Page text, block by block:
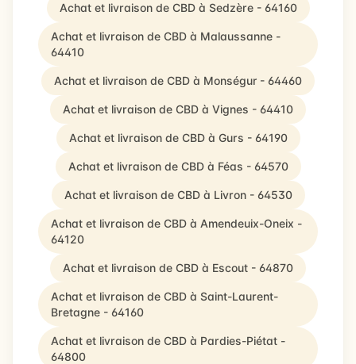
Achat et livraison de CBD à Sedzère - 64160
Achat et livraison de CBD à Malaussanne -
64410
Achat et livraison de CBD à Monségur - 64460
Achat et livraison de CBD à Vignes - 64410
Achat et livraison de CBD à Gurs - 64190
Achat et livraison de CBD à Féas - 64570
Achat et livraison de CBD à Livron - 64530
Achat et livraison de CBD à Amendeuix-Oneix -
64120
Achat et livraison de CBD à Escout - 64870
Achat et livraison de CBD à Saint-Laurent-
Bretagne - 64160
Achat et livraison de CBD à Pardies-Piétat -
64800